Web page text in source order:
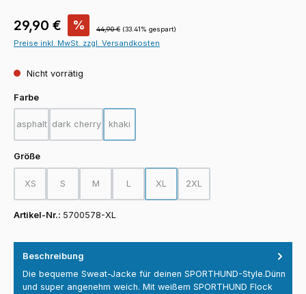
Verkaufspreis:
29,90 € % Regulärer Preis:
44,90 € (33.41% gespart)
Preise inkl. MwSt. zzgl. Versandkosten
Nicht vorrätig
Farbeauswählen
asphalt
(Diese Option ist zurzeit nicht verfügbar.)
dark cherry
(Diese Option ist zurzeit nicht verfügbar.)
khaki
(Diese Option ist zurzeit nicht verfügbar.)
Größeauswählen
XS
(Diese Option ist zurzeit nicht verfügbar.)
S
(Diese Option ist zurzeit nicht verfügbar.)
M
(Diese Option ist zurzeit nicht verfügbar.)
L
(Diese Option ist zurzeit nicht verfügbar.)
XL
(Diese Option ist zurzeit nicht
2XL
(Diese Option ist zurzeit
Artikel-Nr.: 5700578-XL
Beschreibung
Die bequeme Sweat-Jacke für deinen SPORTHUND-Style.Dünn
und super angenehm weich. Mit weißem SPORTHUND Flock